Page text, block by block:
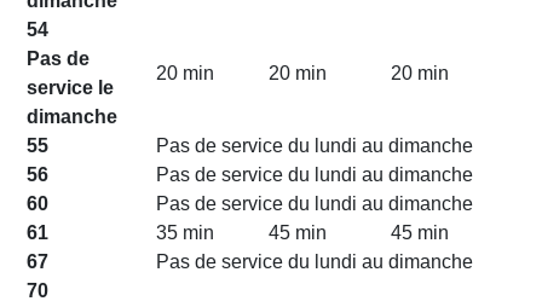
54
Pas de
service le
dimanche
20 min 20 min 20 min
55
Pas de service du lundi au dimanche
56
Pas de service du lundi au dimanche
60
Pas de service du lundi au dimanche
61
35 min 45 min
45 min
67
Pas de service du lundi au dimanche
70